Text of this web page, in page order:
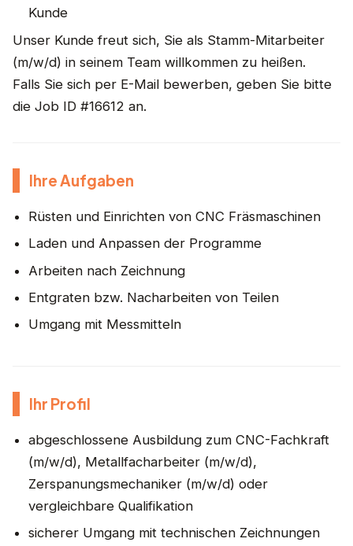
Kunde
Unser Kunde freut sich, Sie als Stamm-Mitarbeiter
(m/w/d) in seinem Team willkommen zu heißen.
Falls Sie sich per E-Mail bewerben, geben Sie bitte
die Job ID #16612 an.
Ihre Aufgaben
Rüsten und Einrichten von CNC Fräsmaschinen
Laden und Anpassen der Programme
Arbeiten nach Zeichnung
Entgraten bzw. Nacharbeiten von Teilen
Umgang mit Messmitteln
Ihr Profil
abgeschlossene Ausbildung zum CNC-Fachkraft
(m/w/d), Metallfacharbeiter (m/w/d),
Zerspanungsmechaniker (m/w/d) oder
vergleichbare Qualifikation
sicherer Umgang mit technischen Zeichnungen